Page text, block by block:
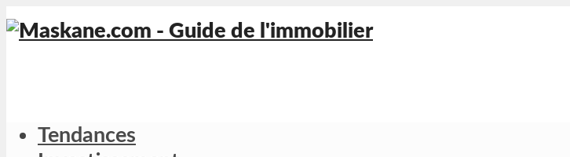
Tendances